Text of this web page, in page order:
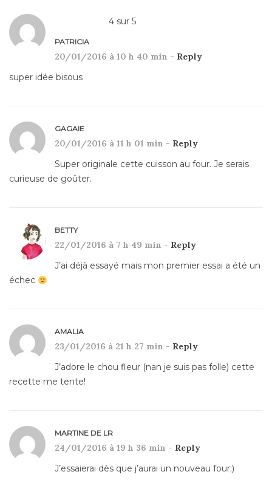
4 sur 5
PATRICIA
20/01/2016 à 10 h 40 min - Reply
super idée bisous
GAGAIE
20/01/2016 à 11 h 01 min - Reply
Super originale cette cuisson au four. Je serais
curieuse de goûter.
BETTY
22/01/2016 à 7 h 49 min - Reply
J’ai déjà essayé mais mon premier essai a été un
échec
AMALIA
23/01/2016 à 21 h 27 min - Reply
J’adore le chou fleur (nan je suis pas folle) cette
recette me tente!
MARTINE DE LR
24/01/2016 à 19 h 36 min - Reply
J’essaierai dès que j’aurai un nouveau four;)